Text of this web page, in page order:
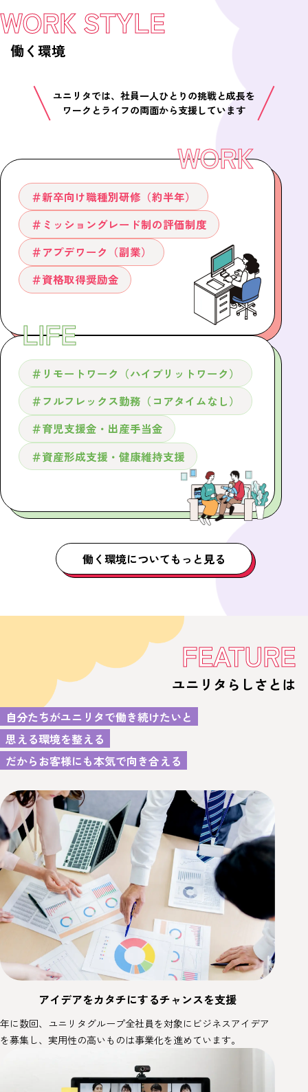
WORK STYLE
働く環境
ユニリタでは、社員一人ひとりの挑戦と成長を
ワークとライフの両面から支援しています
WORK
＃新卒向け職種別研修（約半年）
＃ミッショングレード制の評価制度
＃アプデワーク（副業）
＃資格取得奨励金
LIFE
＃リモートワーク（ハイブリットワーク）
＃フルフレックス勤務（コアタイムなし）
＃育児支援金・出産手当金
＃資産形成支援・健康維持支援
働く環境についてもっと見る
FEATURE
ユニリタらしさとは
自分たちがユニリタで働き続けたいと
思える環境を整える
だからお客様にも本気で向き合える
アイデアをカタチにするチャンスを支援
年に数回、ユニリタグループ全社員を対象にビジネスアイデア
を募集し、実用性の高いものは事業化を進めています。